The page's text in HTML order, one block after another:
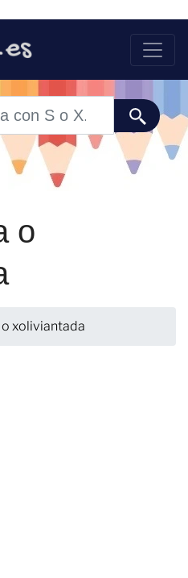
o
xoliviantada